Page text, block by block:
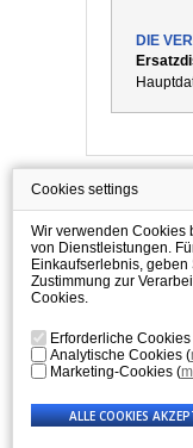
DIE
Über
Versand
Reklamation
Cookies settings
Wir verwenden Cookies
von Dienstleistungen.
Einkaufserlebnis, geben
Zustimmung zur
Cookies.
Erforderliche Cookies
Analytische Cookies (
Marketing-Cookies (